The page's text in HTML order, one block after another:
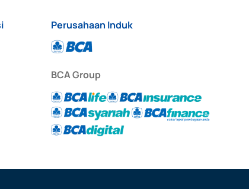
Perusahaan Induk
BCA Group